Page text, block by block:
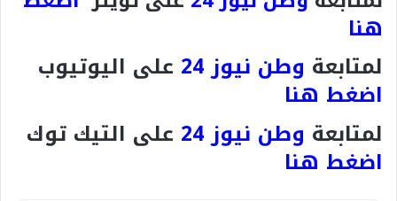
هنا
لمتابعة وطن نيوز 24 على اليوتيوب
اضغط هنا
لمتابعة وطن نيوز 24 على التيك توك
اضغط هنا